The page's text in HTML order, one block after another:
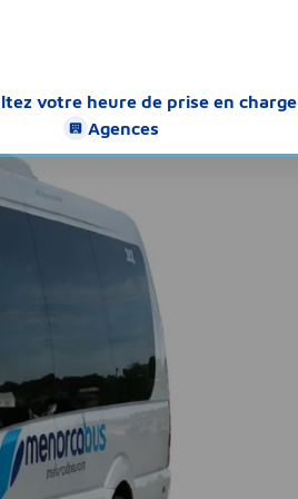
votre heure de prise en charge
Agences